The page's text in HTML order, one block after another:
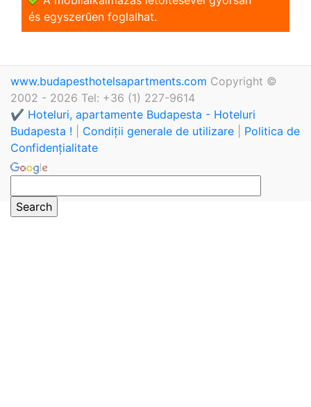
és egyszerũen foglalhat.
www.budapesthotelsapartments.com Copyright ©
2002 - 2026 Tel: +36 (1) 227-9614
✔️ Hoteluri, apartamente Budapesta - Hoteluri
Budapesta !
Condiții generale de utilizare
Politica de
Confidențialitate